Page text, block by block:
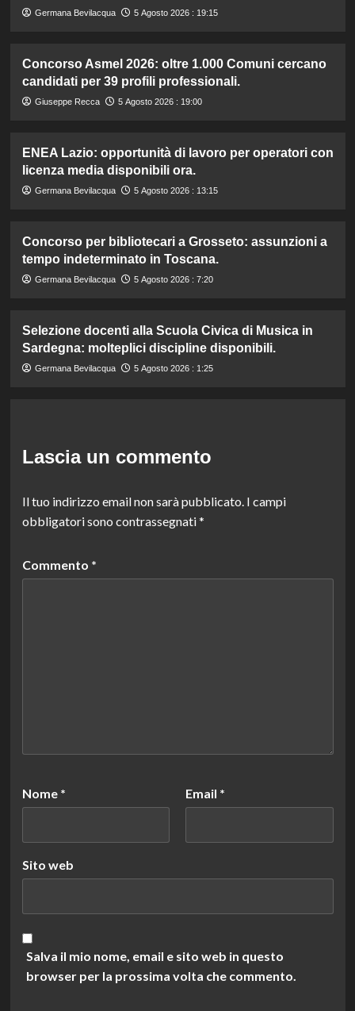
Germana Bevilacqua 5 Agosto 2026 : 19:15
Concorso Asmel 2026: oltre 1.000 Comuni cercano
candidati per 39 profili professionali.
Giuseppe Recca 5 Agosto 2026 : 19:00
ENEA Lazio: opportunità di lavoro per operatori con
licenza media disponibili ora.
Germana Bevilacqua 5 Agosto 2026 : 13:15
Concorso per bibliotecari a Grosseto: assunzioni a
tempo indeterminato in Toscana.
Germana Bevilacqua 5 Agosto 2026 : 7:20
Selezione docenti alla Scuola Civica di Musica in
Sardegna: molteplici discipline disponibili.
Germana Bevilacqua 5 Agosto 2026 : 1:25
Lascia un commento
Il tuo indirizzo email non sarà pubblicato. I campi
obbligatori sono contrassegnati*
Commento *
Nome * Email *
Sito web
Salva il mio nome, email e sito web in questo
browser per la prossima volta che commento.